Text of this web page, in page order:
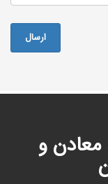
معادن و